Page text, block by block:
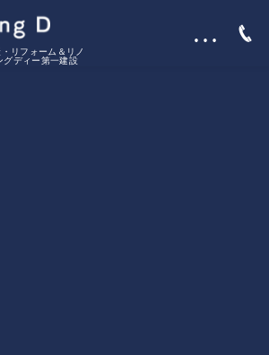
リフォーム＆リノ
グディー第一建設
…